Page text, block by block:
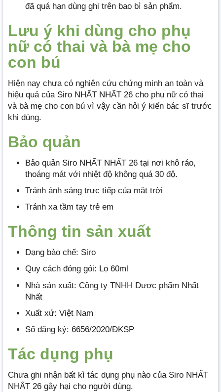
đã quá hạn dùng ghi trên bao bì sản phẩm.
Lưu ý khi dùng cho phụ
nữ có thai và bà mẹ cho
con bú
Hiện nay chưa có nghiên cứu chứng minh an toàn và
hiệu quả của Siro NHẤT NHẤT 26 cho phụ nữ có thai
và bà mẹ cho con bú vì vậy cần hỏi ý kiến bác sĩ trước
khi dùng.
Bảo quản
Bảo quản Siro NHẤT NHẤT 26 tại nơi khô ráo,
thoáng mát với nhiệt độ không quá 30 độ.
Tránh ánh sáng trực tiếp của mặt trời
Tránh xa tầm tay trẻ em
Thông tin sản xuất
Dạng bào chế: Siro
Quy cách đóng gói: Lọ 60ml
Nhà sản xuất: Công ty TNHH Dược phẩm Nhất
Nhất
Xuất xứ: Việt Nam
Số đăng ký: 6656/2020/ĐKSP
Tác dụng phụ
Chưa ghi nhận bất kì tác dụng phụ nào của Siro NHẤT
NHẤT 26 gây hại cho người dùng.